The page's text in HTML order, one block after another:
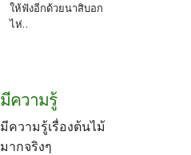
ให้ฟังอีกด้วยนาสิบอก
ไห่..
มีความรู้
มีความรู้เรื่องต้นไม้
มากจริงๆ